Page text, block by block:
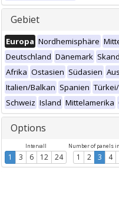
Gebiet
Europa Nordhemisphäre
Deutschland Dänemark
Afrika Ostasien Südasien
Italien/Balkan Spanien
Schweiz Island Mittelamerika
Options
Intervall
1 3 6 12 24
Number of panels
1 2 3 4